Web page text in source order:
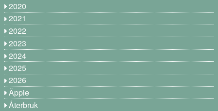
2020
2021
2022
2023
2024
2025
2026
Äpple
Återbruk